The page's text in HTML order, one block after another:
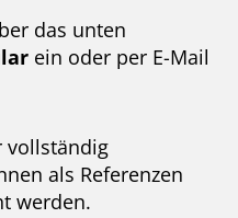
das unten
ein oder per E-Mail
vollständig
als Referenzen
werden.